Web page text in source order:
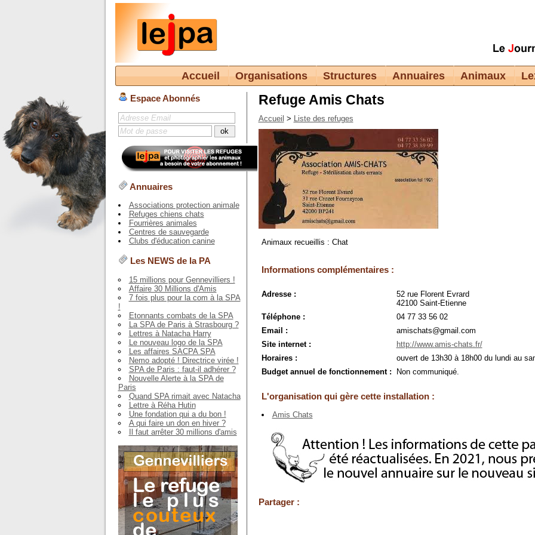
Accueil Organisations Structures Annuaires Animaux
Espace Abonnés
Annuaires
Associations protection animale
Refuges chiens chats
Fourrières animales
Centres de sauvegarde
Clubs d'éducation canine
Les NEWS de la PA
15 millions pour Gennevilliers !
Affaire 30 Millions d'Amis
7 fois plus pour la com à la SPA
!
Etonnants combats de la SPA
La SPA de Paris à Strasbourg ?
Lettres à Natacha Harry
Le nouveau logo de la SPA
Les affaires SACPA SPA
Nemo adopté ! Directrice virée !
SPA de Paris : faut-il adhérer ?
Nouvelle Alerte à la SPA de
Paris
Quand SPA rimait avec Natacha
Lettre à Réha Hutin
Une fondation qui a du bon !
A qui faire un don en hiver ?
Il faut arrêter 30 millions d'amis
Refuge Amis Chats
Accueil > Liste des refuges
Animaux recueillis : Chat
Informations complémentaires :
Adresse :
52 rue Florent Evrard
42100 Saint-Etienne
Téléphone :
04 77 33 56 02
Email :
amischats@gmail.com
Site internet :
http://www.amis-chats.fr/
Horaires :
ouvert de 13h30 à 18h00 du lundi au
Budget annuel de fonctionnement :
Non communiqué.
L'organisation qui gère cette installation :
Amis Chats
Partager :